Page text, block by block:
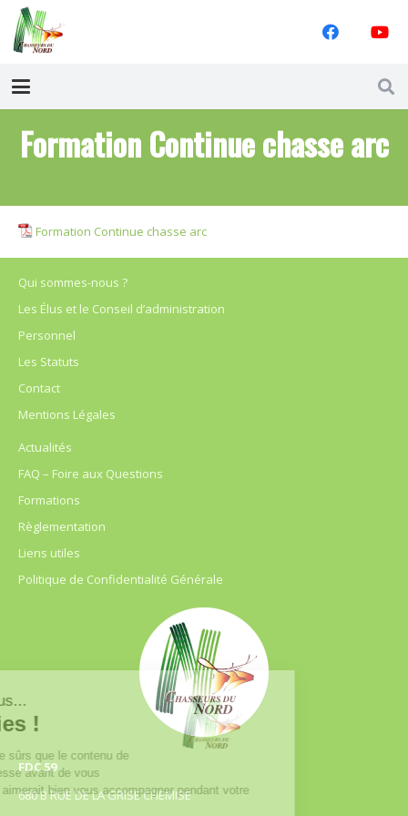
Formation Continue chasse arc
Formation Continue chasse arc
Qui sommes-nous ?
Les Élus et le Conseil d’administration
Personnel
Les Statuts
Contact
Mentions Légales
Actualités
FAQ – Foire aux Questions
Formations
Règlementation
Liens utiles
Politique de Confidentialité Générale
FDC 59
680 B RUE DE LA GRISE CHEMISE